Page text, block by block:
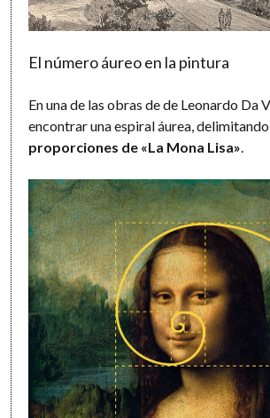
El número áureo en la pintura
En una de las obras de de Leonardo Da
encontrar una espiral áurea, delimitando
proporciones de «La Mona Lisa».